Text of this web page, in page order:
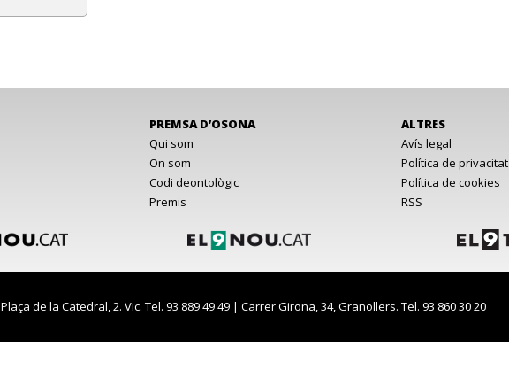
PREMSA D’OSONA
Qui som
On som
Codi deontològic
Premis
ALTRES
Avís legal
Política de privacitat
Política de cookies
RSS
Plaça de la Catedral, 2. Vic. Tel. 93 889 49 49 | Carrer Girona, 34, Granollers. Tel. 93 860 30 20